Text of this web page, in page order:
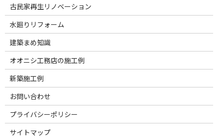
古民家再生リノベーション
水廻りリフォーム
建築まめ知識
オオニシ工務店の施工例
新築施工例
お問い合わせ
プライバシーポリシー
サイトマップ